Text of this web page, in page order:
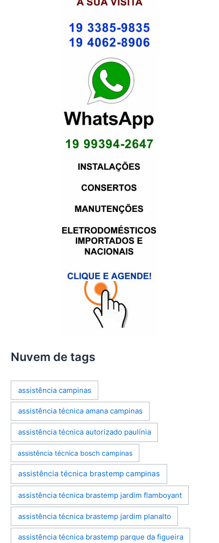
Nuvem de tags
assistência campinas
assistência técnica amana campinas
assistência técnica autorizado paulínia
assistência técnica bosch campinas
assistência técnica brastemp campinas
assistência técnica brastemp jardim flamboyant
assistência técnica brastemp jardim planalto
assistência técnica brastemp parque da figueira